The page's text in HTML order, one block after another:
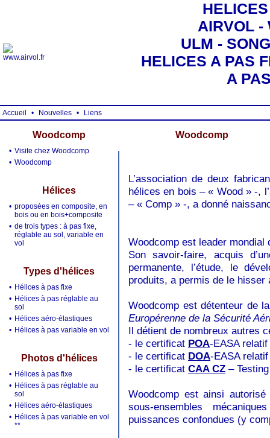
AIRVOL -
ULM -
HELICES A PAS
A
Accueil • Nouvelles • Liens
Woodcomp
• Visite chez Woodcomp
• Woodcomp
Hélices
• proposées en composite, en
bois ou en bois+composite
• de trois types : à pas fixe,
réglable au sol, variable en
vol
Types d'hélices
• Hélices à pas fixe
• Hélices à pas réglable au
sol
• Hélices aéro-élastiques
• Hélices à pas variable en vol
Photos d'hélices
• Hélices à pas fixe
• Hélices à pas réglable au
sol
• Hélices aéro-élastiques
• Hélices à pas variable en vol
**
Woodcomp
L’association de deux
hélices en bois – « Wood » -,
– « Comp » -, a donné
Woodcomp est leader
Son savoir-faire, acquis
permanente, l’étude, le
produits, a permis de le hisser
Woodcomp est détenteur de
Europérenne de la Sécurité
Il détient de nombreux autres
- le certificat POA-EASA
- le certificat DOA-EASA
- le certificat CAA CZ –
Woodcomp est ainsi
sous-ensembles
puissances confondues (y